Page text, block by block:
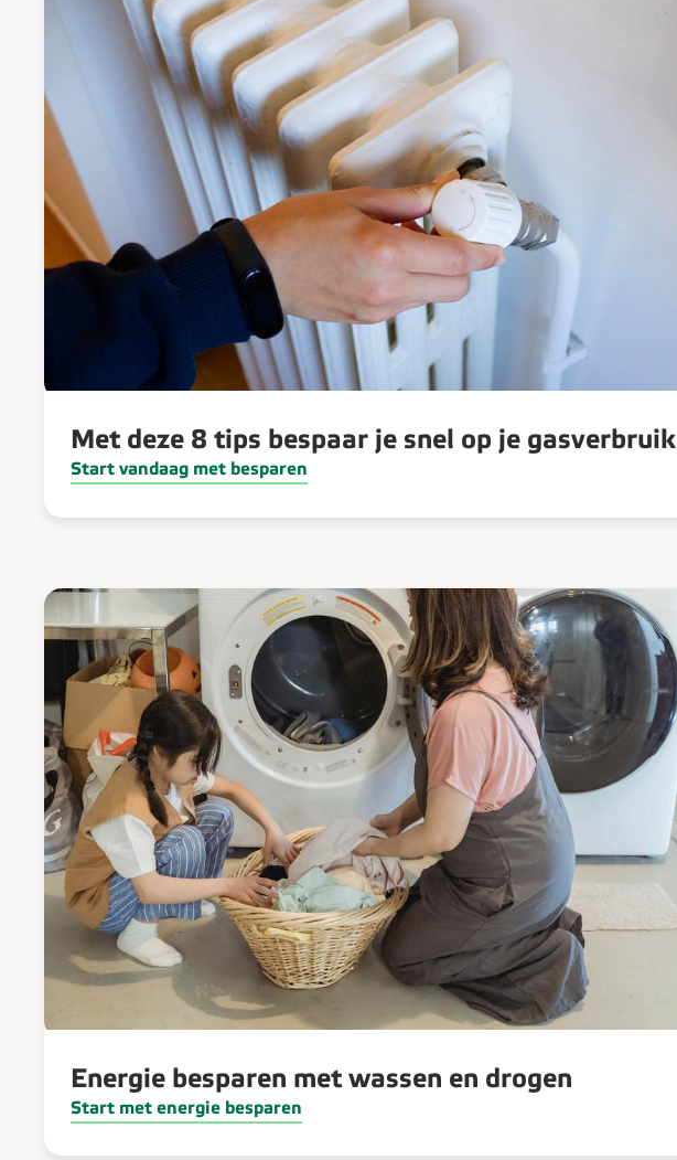
Met deze 8 tips bespaar je snel op je gasverbruik
Start vandaag met besparen
Energie besparen met wassen en drogen
Start met energie besparen